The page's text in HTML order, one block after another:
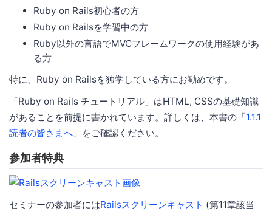
Ruby on Rails初心者の方
Ruby on Railsを学習中の方
Ruby以外の言語でMVCフレームワークの使用経験があ
る方
特に、Ruby on Railsを独学している方にお勧めです。
「Ruby on Rails チュートリアル」はHTML, CSSの基礎知識
があることを前提に書かれています。詳しくは、本書の「1.1.1
読者の皆さまへ 」をご確認ください。
参加者特典
セミナーの参加者にはRailsスクリーンキャスト (第11章該当